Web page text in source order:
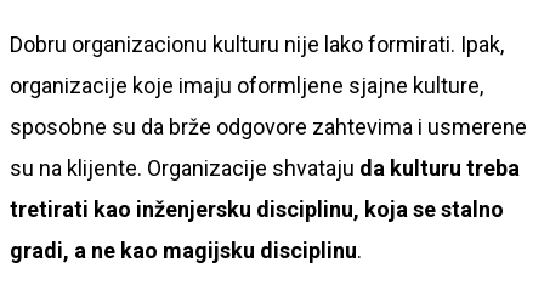
Dobru organizacionu kulturu nije lako formirati. Ipak,
organizacije koje imaju oformljene sjajne kulture,
sposobne su da brže odgovore zahtevima i usmerene
su na klijente. Organizacije shvataju da kulturu treba
tretirati kao inženjersku disciplinu, koja se stalno
gradi, a ne kao magijsku disciplinu.